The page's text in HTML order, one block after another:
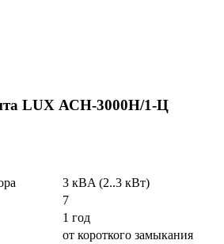
LUX АСН-3000Н/1-Ц
3 кВA (2..3 кВт)
7
1 год
от короткого замыкания